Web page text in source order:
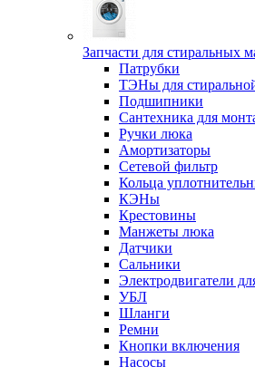
Запчасти для стиральных
Патрубки
ТЭНы для
Подшипники
Сантехника для
Ручки люка
Амортизаторы
Сетевой фильтр
Кольца
КЭНы
Крестовины
Манжеты люка
Датчики
Сальники
Электродвигатели
УБЛ
Шланги
Ремни
Кнопки включения
Насосы